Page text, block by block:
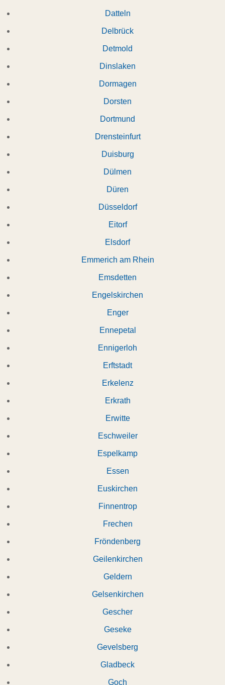
Datteln
Delbrück
Detmold
Dinslaken
Dormagen
Dorsten
Dortmund
Drensteinfurt
Duisburg
Dülmen
Düren
Düsseldorf
Eitorf
Elsdorf
Emmerich am Rhein
Emsdetten
Engelskirchen
Enger
Ennepetal
Ennigerloh
Erftstadt
Erkelenz
Erkrath
Erwitte
Eschweiler
Espelkamp
Essen
Euskirchen
Finnentrop
Frechen
Fröndenberg
Geilenkirchen
Geldern
Gelsenkirchen
Gescher
Geseke
Gevelsberg
Gladbeck
Goch